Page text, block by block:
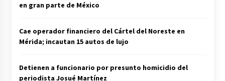
en gran parte de México
Cae operador financiero del Cártel del Noreste en
Mérida; incautan 15 autos de lujo
Detienen a funcionario por presunto homicidio del
periodista Josué Martínez